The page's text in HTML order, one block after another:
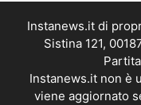
Instanews.it di
Sistina 121,
Instanews.it non è
viene aggiornato